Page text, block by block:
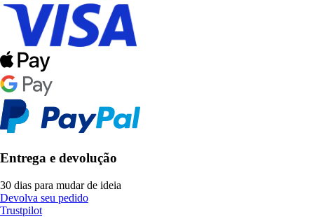
Entrega e devolução
30 dias para mudar de ideia
Devolva seu pedido
Trustpilot